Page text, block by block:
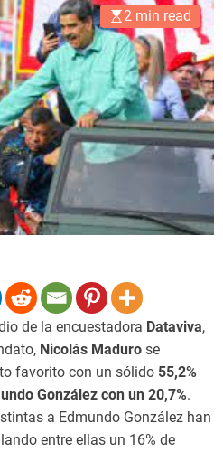
2 min read
de la encuestadora Dataviva,
Nicolás Maduro se
favorito con un sólido 55,2%
González con un 20,7%.
a Edmundo González han
entre ellas un 16% de